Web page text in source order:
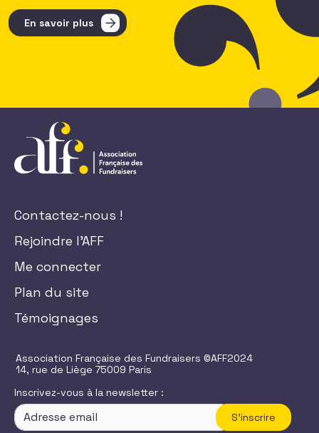
En savoir plus
Contactez-nous !
Rejoindre l'AFF
Me connecter
Plan du site
Témoignages
Association Française des Fundraisers ©AFF2024
14, rue de Liège 75009 Paris
Inscrivez-vous à la newsletter :
S'inscrire